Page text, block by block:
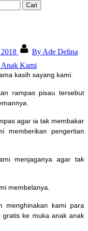
By Ade Delina
Kami
kasih sayang kami.
rampas pisau tersebut
agar ia tak membakar
memberikan pengertian
menjaganya agar tak
membelanya.
menghinakan kami para
ke muka anak anak